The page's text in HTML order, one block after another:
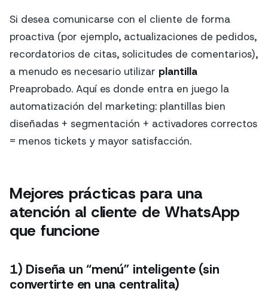
Si desea comunicarse con el cliente de forma
proactiva (por ejemplo, actualizaciones de pedidos,
recordatorios de citas, solicitudes de comentarios),
a menudo es necesario utilizar plantilla
Preaprobado. Aquí es donde entra en juego la
automatización del marketing: plantillas bien
diseñadas + segmentación + activadores correctos
= menos tickets y mayor satisfacción.
Mejores prácticas para una
atención al cliente de WhatsApp
que funcione
1) Diseña un “menú” inteligente (sin
convertirte en una centralita)